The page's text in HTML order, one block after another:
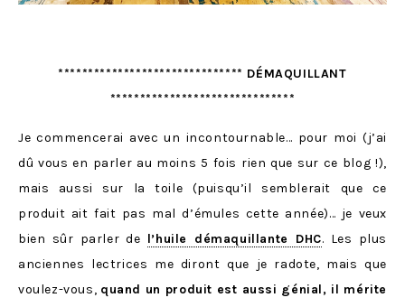
******************************* DÉMAQUILLANT
*******************************
Je commencerai avec un incontournable… pour moi (j’ai
dû vous en parler au moins 5 fois rien que sur ce blog !),
mais aussi sur la toile (puisqu’il semblerait que ce
produit ait fait pas mal d’émules cette année)… je veux
bien sûr parler de l’huile démaquillante DHC. Les plus
anciennes lectrices me diront que je radote, mais que
voulez-vous, quand un produit est aussi génial, il mérite